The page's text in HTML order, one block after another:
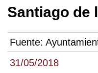
31/05/2018
Santiago de
Fuente: